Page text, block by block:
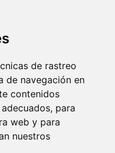
de rastreo
de navegación en
contenidos
para
web y para
nuestros